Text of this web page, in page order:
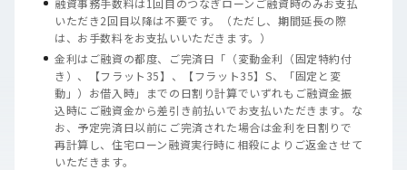
いただき2回目以降は不要です。（ただし、期間延長の際
は、お手数料をお支払いいただきます。）
金利はご融資の都度、ご完済日「（変動金利（固定特約付
き）、【フラット35】、【フラット35】S、「固定と変
動」）お借入時」までの日割り計算でいずれもご融資金振
込時にご融資金から差引き前払いでお支払いただきます。な
お、予定完済日以前にご完済された場合は金利を日割りで
再計算し、住宅ローン融資実行時に相殺によりご返金させて
いただきます。